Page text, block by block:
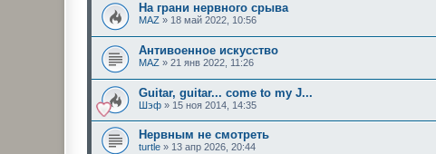
На грани нервного срыва
MAZ » 18 май 2022, 10:56
Антивоенное искусство
MAZ » 21 янв 2022, 11:26
Guitar, guitar... come to my J...
Шэф » 15 ноя 2014, 14:35
Нервным не смотреть
turtle » 13 апр 2026, 20:44